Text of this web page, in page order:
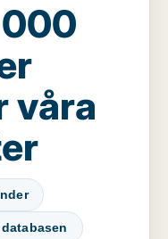
000
våra